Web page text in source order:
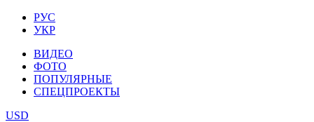
РУС
УКР
ВИДЕО
ФОТО
ПОПУЛЯРНЫЕ
СПЕЦПРОЕКТЫ
USD